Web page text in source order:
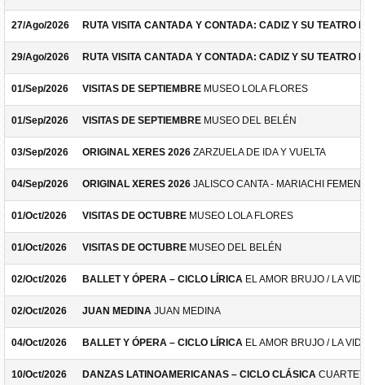
27/Ago/2026 RUTA VISITA CANTADA Y CONTADA: CADIZ Y SU TEATRO
29/Ago/2026 RUTA VISITA CANTADA Y CONTADA: CADIZ Y SU TEATRO
01/Sep/2026 VISITAS DE SEPTIEMBRE MUSEO LOLA FLORES
01/Sep/2026 VISITAS DE SEPTIEMBRE MUSEO DEL BELÉN
03/Sep/2026 ORIGINAL XERES 2026 ZARZUELA DE IDA Y VUELTA
04/Sep/2026 ORIGINAL XERES 2026 JALISCO CANTA - MARIACHI
01/Oct/2026 VISITAS DE OCTUBRE MUSEO LOLA FLORES
01/Oct/2026 VISITAS DE OCTUBRE MUSEO DEL BELÉN
02/Oct/2026 BALLET Y ÓPERA – CICLO LÍRICA EL AMOR BRUJO / LA
02/Oct/2026 JUAN MEDINA JUAN MEDINA
04/Oct/2026 BALLET Y ÓPERA – CICLO LÍRICA EL AMOR BRUJO / LA
10/Oct/2026 DANZAS LATINOAMERICANAS – CICLO CLÁSICA